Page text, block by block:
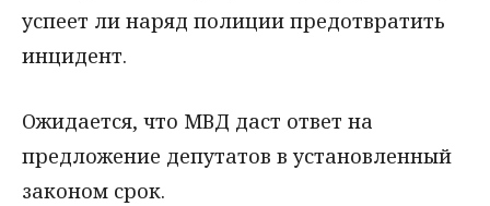
успеет ли наряд полиции предотвратить
инцидент.
Ожидается, что МВД даст ответ на
предложение депутатов в установленный
законом срок.